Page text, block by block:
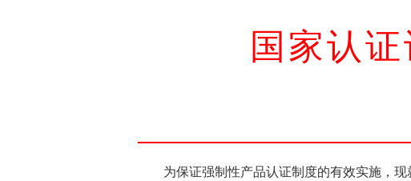
国家认
为保证强制性产品认证制度的有效实施，现